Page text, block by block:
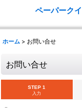
ペーパーク
ホーム > お問い合せ
お問い合せ
STEP 1
入力